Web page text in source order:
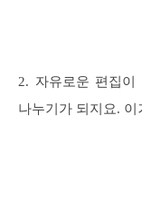
2. 자유로운 편집이
나누기가 되지요.